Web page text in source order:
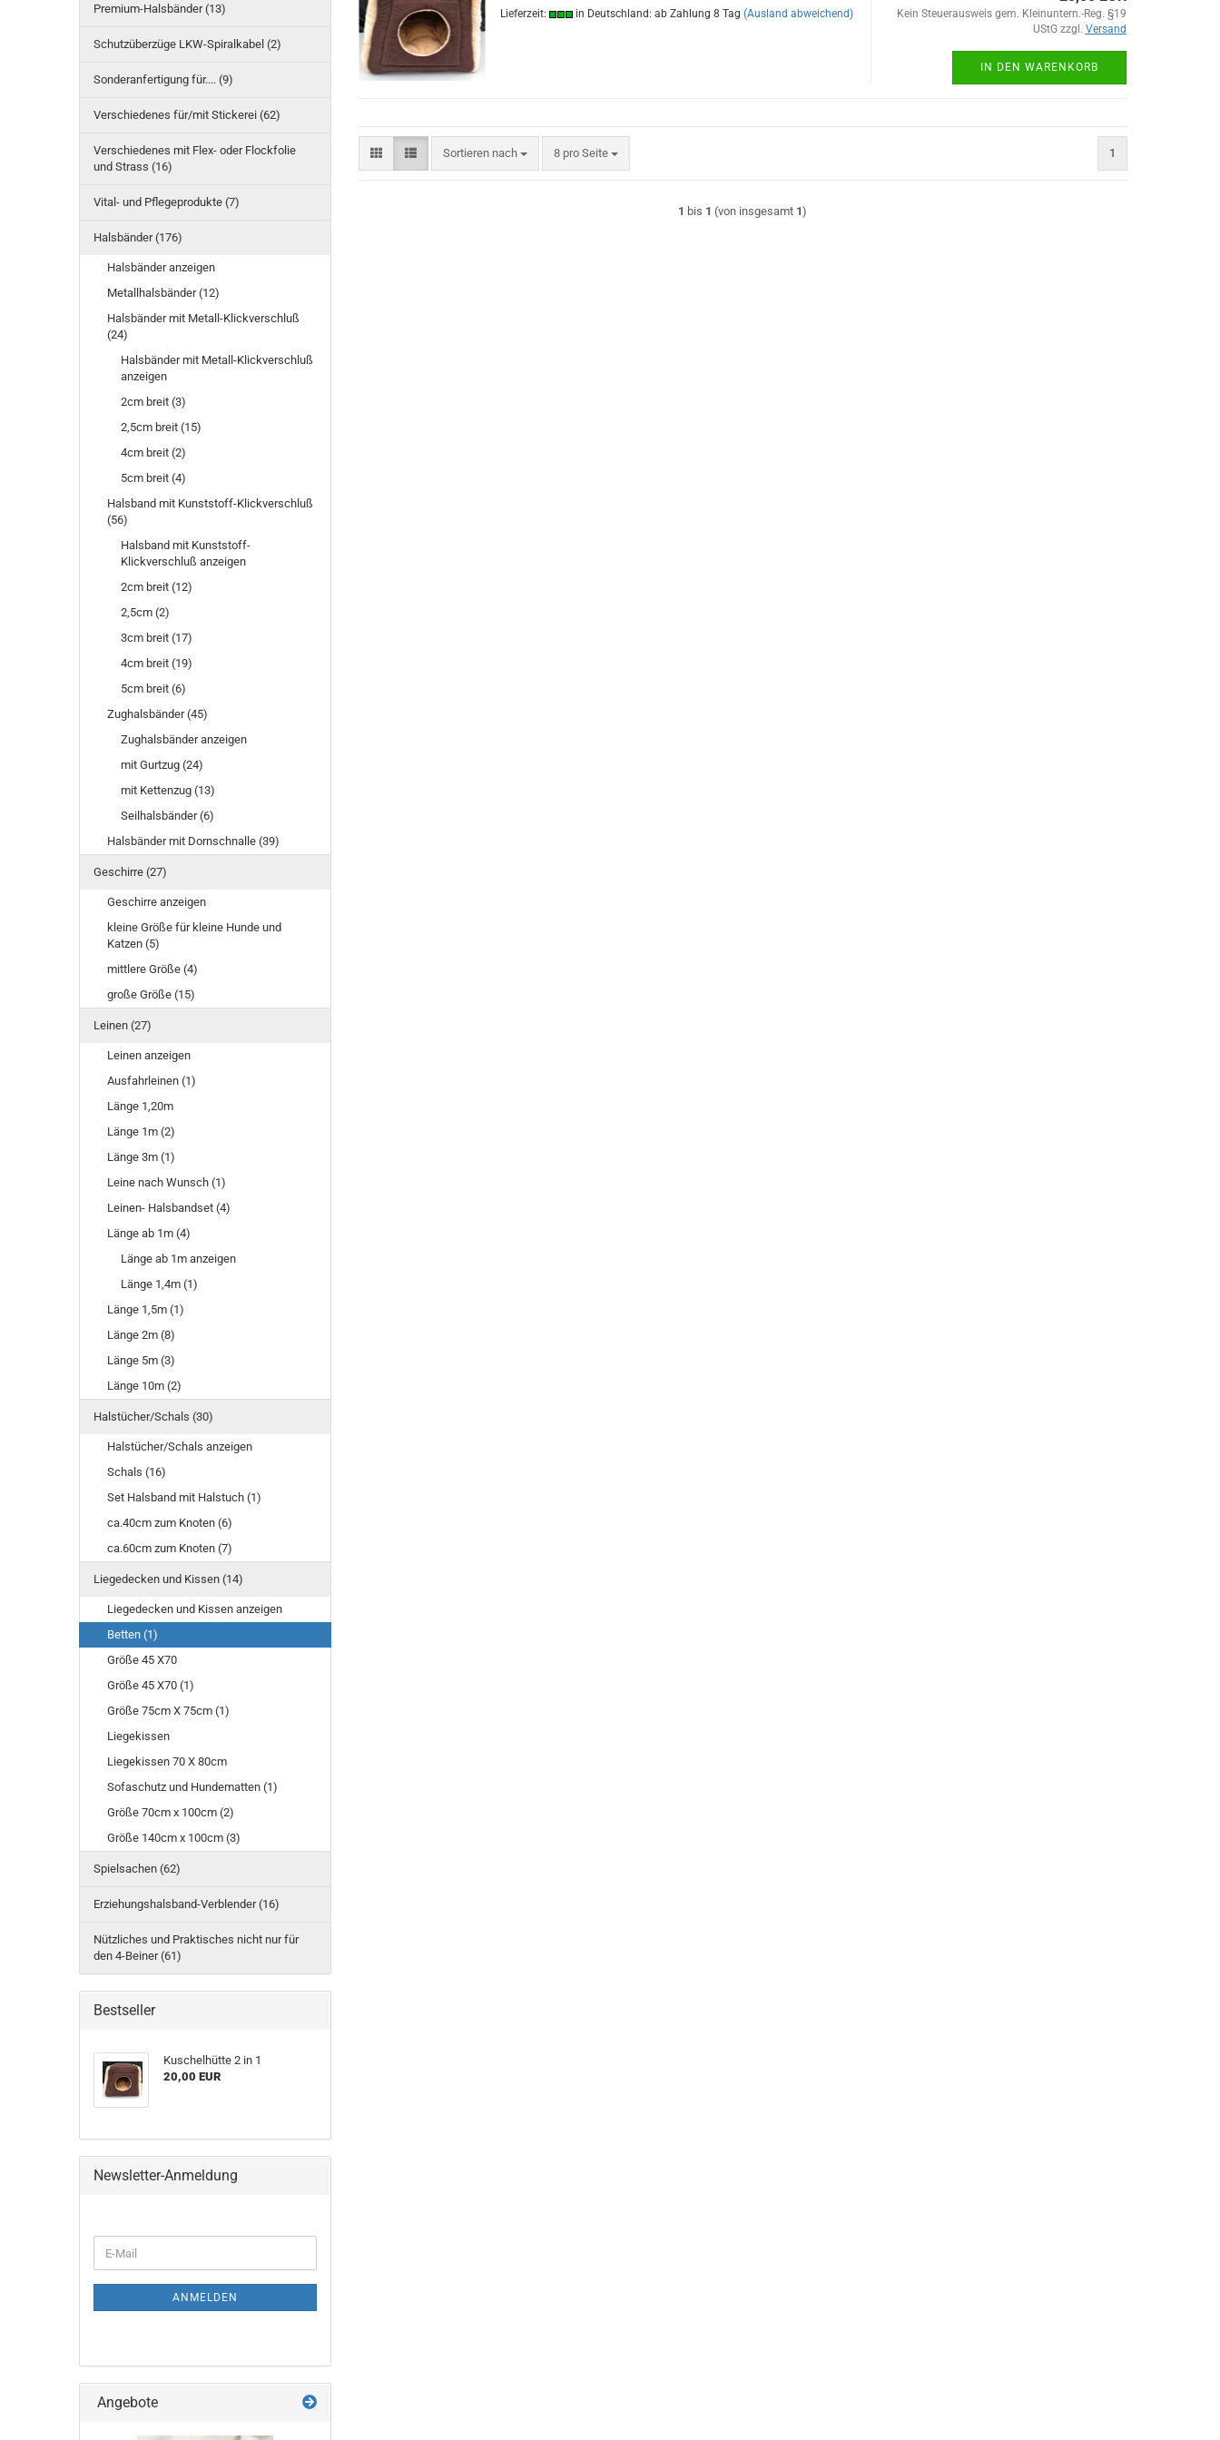
Lieferzeit: in Deutschland: ab Zahlung 8 Tag (Ausland abweichend)
Kein Steuerausweis gem. Kleinuntern.-Reg. §19
UStG zzgl. Versand
IN DEN WARENKORB
Sortieren nach
Sortieren nach 8 pro Seite
pro Seite 1
1 bis 1 (von insgesamt 1)
Premium-Halsbänder (13)
Schutzüberzüge LKW-Spiralkabel (2)
Sonderanfertigung für.... (9)
Verschiedenes für/mit Stickerei (62)
Verschiedenes mit Flex- oder Flockfolie
und Strass (16)
Vital- und Pflegeprodukte (7)
Halsbänder (176)
Halsbänder anzeigen
Metallhalsbänder (12)
Halsbänder mit Metall-Klickverschluß
(24)
Halsbänder mit Metall-Klickverschluß
anzeigen
2cm breit (3)
2,5cm breit (15)
4cm breit (2)
5cm breit (4)
Halsband mit Kunststoff-Klickverschluß
(56)
Halsband mit Kunststoff-
Klickverschluß anzeigen
2cm breit (12)
2,5cm (2)
3cm breit (17)
4cm breit (19)
5cm breit (6)
Zughalsbänder (45)
Zughalsbänder anzeigen
mit Gurtzug (24)
mit Kettenzug (13)
Seilhalsbänder (6)
Halsbänder mit Dornschnalle (39)
Geschirre (27)
Geschirre anzeigen
kleine Größe für kleine Hunde und
Katzen (5)
mittlere Größe (4)
große Größe (15)
Leinen (27)
Leinen anzeigen
Ausfahrleinen (1)
Länge 1,20m
Länge 1m (2)
Länge 3m (1)
Leine nach Wunsch (1)
Leinen- Halsbandset (4)
Länge ab 1m (4)
Länge ab 1m anzeigen
Länge 1,4m (1)
Länge 1,5m (1)
Länge 2m (8)
Länge 5m (3)
Länge 10m (2)
Halstücher/Schals (30)
Halstücher/Schals anzeigen
Schals (16)
Set Halsband mit Halstuch (1)
ca.40cm zum Knoten (6)
ca.60cm zum Knoten (7)
Liegedecken und Kissen (14)
Liegedecken und Kissen anzeigen
Betten (1)
Größe 45 X70
Größe 45 X70 (1)
Größe 75cm X 75cm (1)
Liegekissen
Liegekissen 70 X 80cm
Sofaschutz und Hundematten (1)
Größe 70cm x 100cm (2)
Größe 140cm x 100cm (3)
Spielsachen (62)
Erziehungshalsband-Verblender (16)
Nützliches und Praktisches nicht nur für
den 4-Beiner (61)
Bestseller
Kuschelhütte 2 in 1
20,00 EUR
Newsletter-Anmeldung
ZUR
E-
Mail
ANMELDEN
Angebote